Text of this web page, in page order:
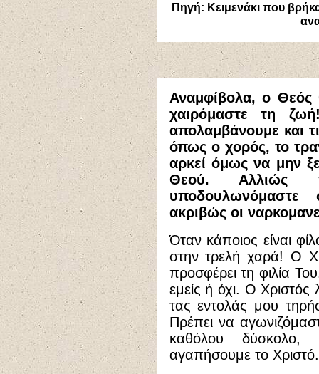
Πηγή: Κειμενάκι που
Αναμφίβολα, ο Θεός
χαιρόμαστε τη
απολαμβάνουμε και
όπως ο χορός, το
αρκεί όμως να μην
Θεού. Αλλιώς
ακριβώς οι
Όταν κάποιος είναι
στην τρελή χαρά! Ο
προσφέρει τη φιλία
εμείς ή όχι. Ο
τας εντολάς μου
Πρέπει να
καθόλου
αγαπήσουμε το Χριστό.